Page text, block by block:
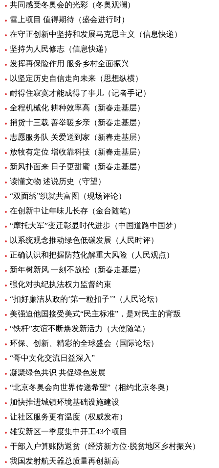
共同感受冬奥会的光彩（冬奥观澜）
雪上项目 值得期待（盛会进行时）
在守正创新中坚持和发展马克思主义（信息快递）
坚持为人民修志（信息快递）
发挥再保险作用 服务乡村全面振兴
以坚定历史自信走向未来（思想纵横）
耐得住寂寞才能成得了事儿（记者手记）
全程机械化 耕种效率高（新春走基层）
捎货十三载 善举暖乡亲（新春走基层）
志愿服务队 关爱送到家（新春走基层）
放牧有定位 增收靠科技（新春走基层）
新风扑面来 日子更甜蜜（新春走基层）
读懂文物 述说历史（守望）
“双面绣”织就共富图（现场评论）
在创新中让年味儿长存（金台随笔）
“摩托大军”变迁彰显时代进步（中国道路中国梦）
以系统观念推动绿色低碳发展（人民时评）
正确认识和把握防范化解重大风险（人民观点）
新年树新风 一刻不放松（新春走基层）
强化对执纪执法权力监督约束
“扣好廉洁从政的‘第一粒扣子’”（人民论坛）
美强迫他国接受美式“民主标准”，是对民主的背叛
“铁杆”友谊不断焕发新活力（大使随笔）
环保、创新、精彩的全球盛会（国际论坛）
“哥中文化交流日益深入”
凝聚绿色共识 共促绿色发展
“北京冬奥会向世界传递希望”（相约北京冬奥）
加快推进城镇环境基础设施建设
让社区服务更有温度（权威发布）
雄安新区一季度集中开工43个项目
干部入户算账防返贫（经济新方位·脱贫地区乡村振兴）
我国发射航天器总质量再创新高